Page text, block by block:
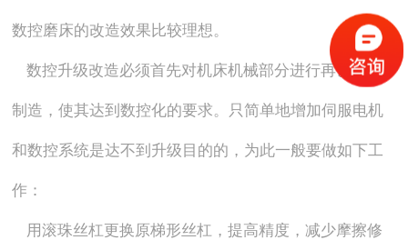
数控磨床的改造效果比较理想。
数控升级改造必须首先对机床机械部分进行再设计再
制造，使其达到数控化的要求。只简单地增加伺服电机
和数控系统是达不到升级目的的，为此一般要做如下工
作：
用滚珠丝杠更换原梯形丝杠，提高精度，减少摩擦修